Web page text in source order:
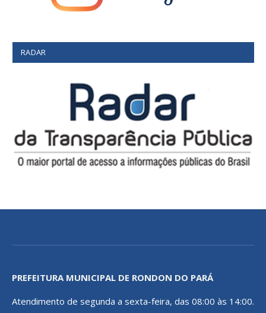
RADAR
PREFEITURA MUNICIPAL DE RONDON DO PARÁ
Atendimento de segunda a sexta-feira, das 08:00 às 14:00.